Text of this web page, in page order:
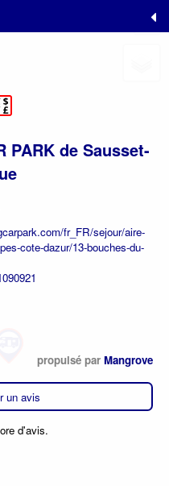
PARK de Sausset-
fr_FR/sejour/aire-
cote-dazur/13-bouches-du-
propulsé par Mangrove
un avis
d'avis.